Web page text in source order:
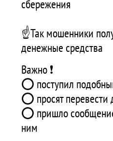
сбережения
☝️Так мошенники
денежные средства
Важно ❗️
⭕ поступил
⭕ просят перевести
⭕ пришло
ним